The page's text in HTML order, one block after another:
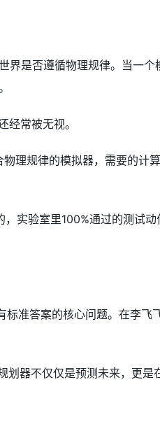
界是否遵循物理规律。当一个
常被无视。
理规律的模拟器，需要的计
实验室里100%通过的测试动
准答案的核心问题。在李飞
器不仅仅是预测未来，更是